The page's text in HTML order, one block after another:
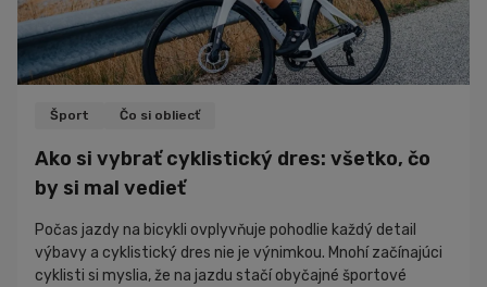
Šport Čo si obliecť
Ako si vybrať cyklistický dres: všetko, čo
by si mal vedieť
Počas jazdy na bicykli ovplyvňuje pohodlie každý detail
výbavy a cyklistický dres nie je výnimkou. Mnohí začínajúci
cyklisti si myslia, že na jazdu stačí obyčajné športové